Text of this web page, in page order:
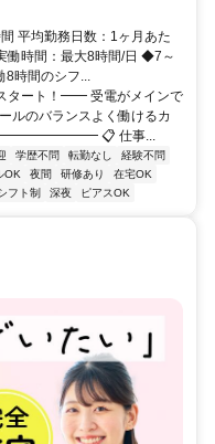
平均勤務日数：1ヶ月あた
働時間：最大8時間/日 ◆7～
8時間のシフ...
タート！━━ 受電がメインで
ルのバランスよく働けるカ
📋 仕事...
学歴不問 転勤なし
経験不問
OK 夜間 研修あり
在宅OK
フト制 深夜 ピアスOK